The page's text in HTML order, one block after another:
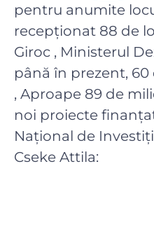
pentru anumite
recepţionat 88 de
Giroc , Ministerul
până în prezent,
, Aproape 89 de
noi proiecte
Național de
Cseke Attila: